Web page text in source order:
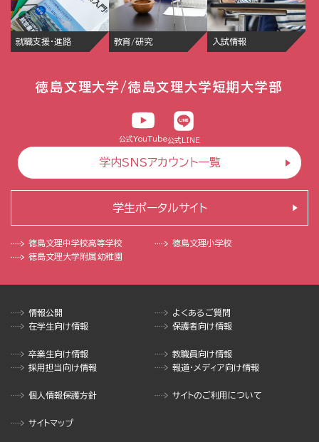
就職支援・進路 教育/研究 入試情報
徳島文理大学/徳島文理大学短期大学部
公式YouTube公式LINE
学内SNSアカウント一覧
徳島文理中学校高等学校
徳島文理小学校
徳島文理大学附属幼稚園
学生ポータルサイト
情報公開
よくあるご質問
在学生向け情報
保護者向け情報
卒業生向け情報
教職員向け情報
採用担当向け情報
報道・メディア向け情報
個人情報保護方針 サイトのご利用について
サイトマップ